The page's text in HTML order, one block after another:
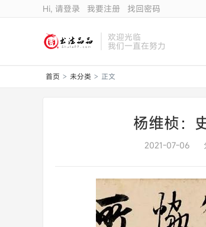
Hi, 请登录 我要注册 找回密码
欢迎光临
我们一直在努力
首页 > 未分类 > 正文
杨维桢：
2021-07-06